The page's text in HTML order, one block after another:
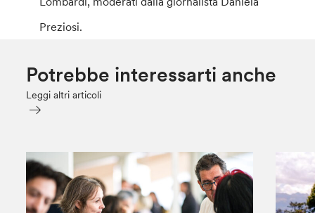
Preziosi.
Potrebbe interessarti anche
Leggi altri articoli